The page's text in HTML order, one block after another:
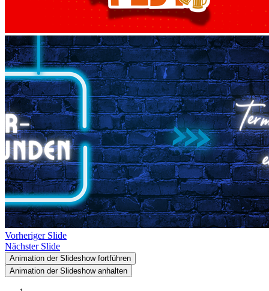
Vorheriger Slide
Nächster Slide
Animation der Slideshow fortführen
Animation der Slideshow anhalten